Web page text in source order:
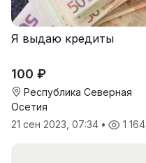
Я выдаю кредиты
100 ₽
Республика Северная
Осетия
21 сен 2023, 07:34 • 1 164